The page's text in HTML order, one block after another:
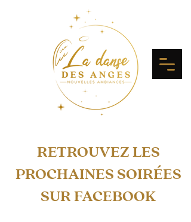
RETROUVEZ LES
PROCHAINES SOIRÉES
SUR FACEBOOK